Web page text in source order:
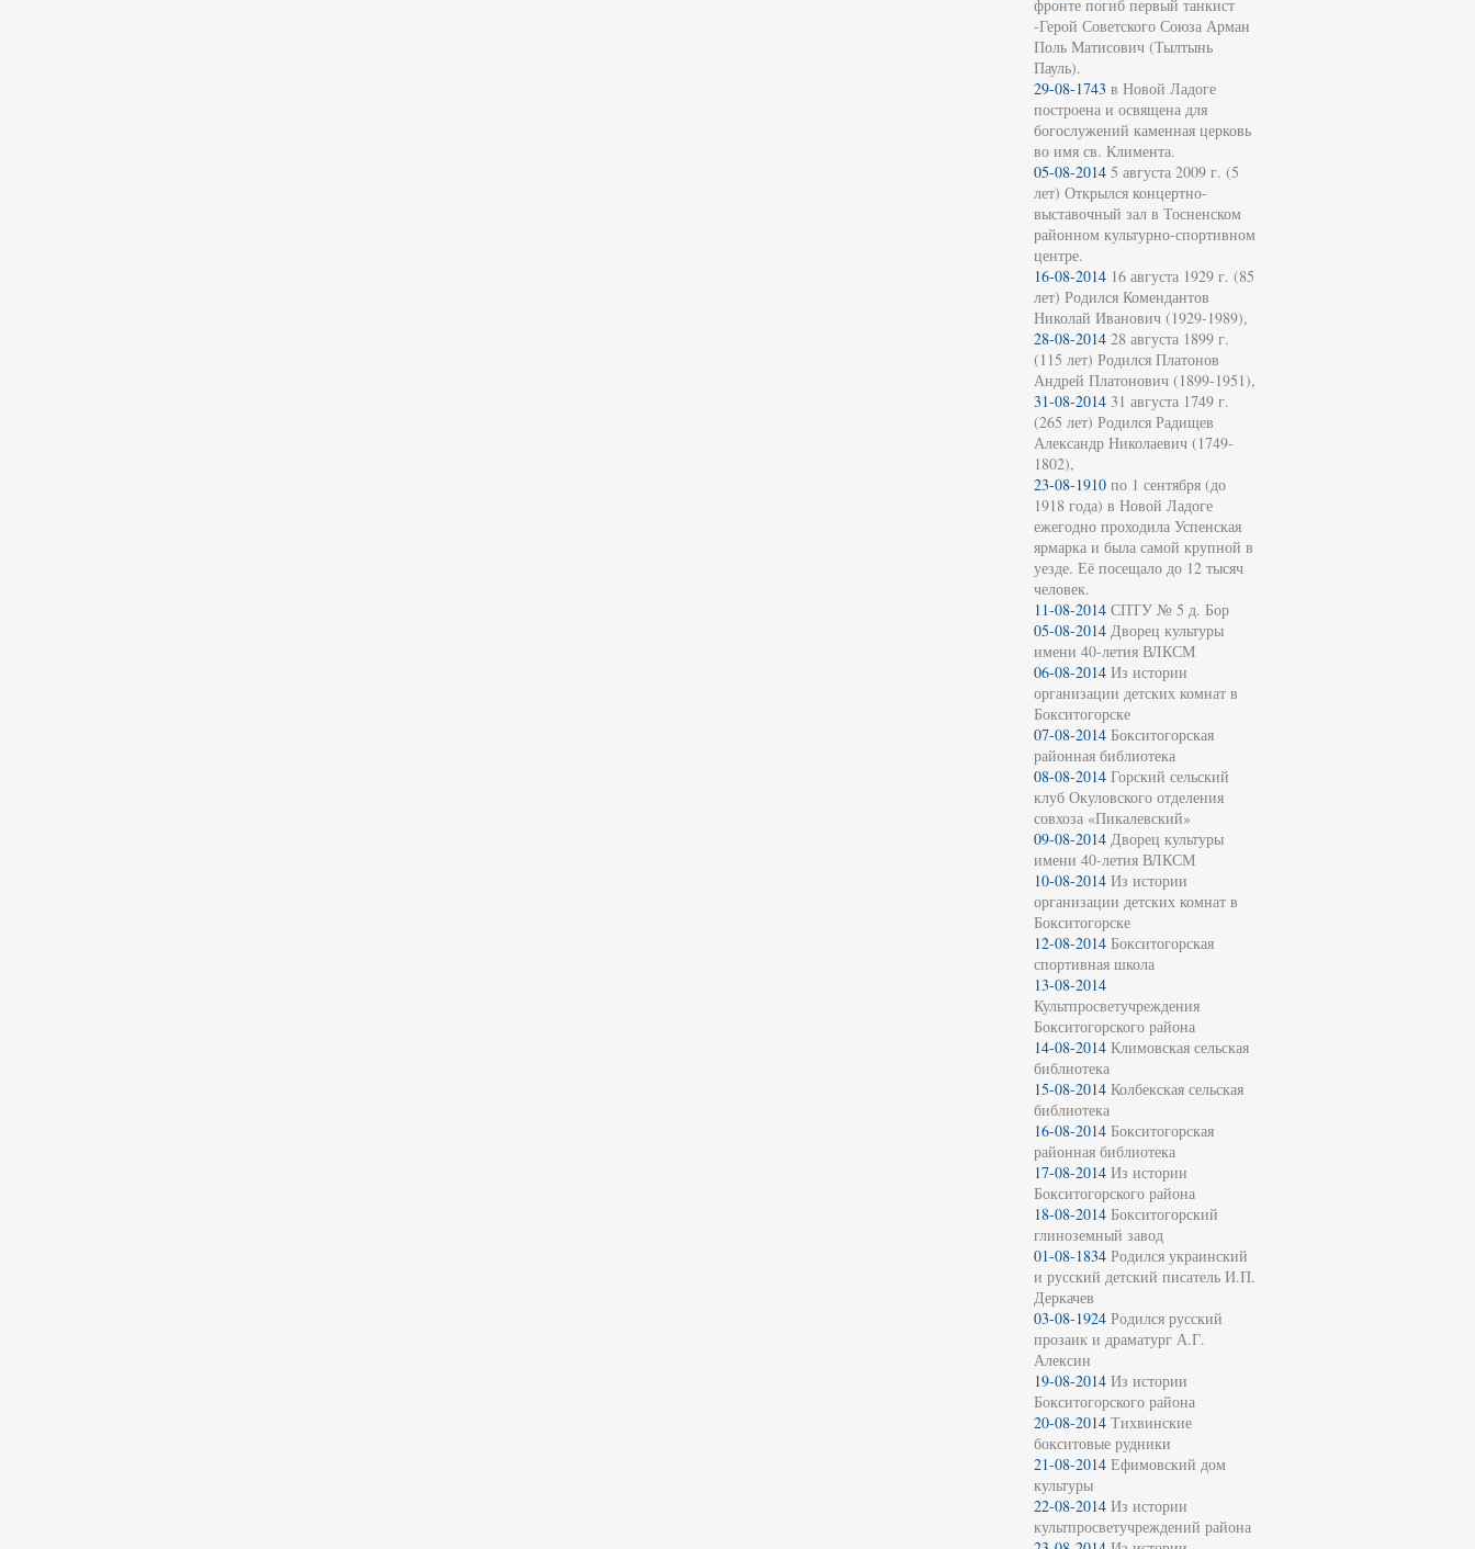
фронте погиб первый танкист
-Герой Советского Союза Арман
Поль Матисович (Тылтынь
Пауль).
29-08-1743 в Новой Ладоге
построена и освящена для
богослужений каменная церковь
во имя св. Климента.
05-08-2014 5 августа 2009 г. (5
лет) Открылся концертно-
выставочный зал в Тосненском
районном культурно-спортивном
центре.
16-08-2014 16 августа 1929 г. (85
лет) Родился Комендантов
Николай Иванович (1929-1989),
28-08-2014 28 августа 1899 г.
(115 лет) Родился Платонов
Андрей Платонович (1899-1951),
31-08-2014 31 августа 1749 г.
(265 лет) Родился Радищев
Александр Николаевич (1749-
1802),
23-08-1910 по 1 сентября (до
1918 года) в Новой Ладоге
ежегодно проходила Успенская
ярмарка и была самой крупной в
уезде. Её посещало до 12 тысяч
человек.
11-08-2014 СПТУ № 5 д. Бор
05-08-2014 Дворец культуры
имени 40-летия ВЛКСМ
06-08-2014 Из истории
организации детских комнат в
Бокситогорске
07-08-2014 Бокситогорская
районная библиотека
08-08-2014 Горский сельский
клуб Окуловского отделения
совхоза «Пикалевский»
09-08-2014 Дворец культуры
имени 40-летия ВЛКСМ
10-08-2014 Из истории
организации детских комнат в
Бокситогорске
12-08-2014 Бокситогорская
спортивная школа
13-08-2014
Культпросветучреждения
Бокситогорского района
14-08-2014 Климовская сельская
библиотека
15-08-2014 Колбекская сельская
библиотека
16-08-2014 Бокситогорская
районная библиотека
17-08-2014 Из истории
Бокситогорского района
18-08-2014 Бокситогорский
глиноземный завод
01-08-1834 Родился украинский
и русский детский писатель И.П.
Деркачев
03-08-1924 Родился русский
прозаик и драматург А.Г.
Алексин
19-08-2014 Из истории
Бокситогорского района
20-08-2014 Тихвинские
бокситовые рудники
21-08-2014 Ефимовский дом
культуры
22-08-2014 Из истории
культпросветучреждений района